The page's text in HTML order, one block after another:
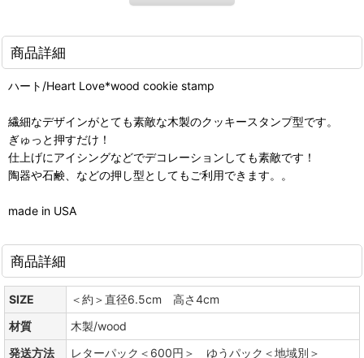
商品詳細
ハート/Heart Love*wood cookie stamp
繊細なデザインがとても素敵な木製のクッキースタンプ型です。
ぎゅっと押すだけ！
仕上げにアイシングなどでデコレーションしても素敵です！
陶器や石鹸、などの押し型としてもご利用できます。。
made in USA
商品詳細
SIZE
＜約＞直径6.5cm 高さ4cm
材質
木製/wood
発送方法
レターパック＜600円＞ ゆうパック＜地域別＞